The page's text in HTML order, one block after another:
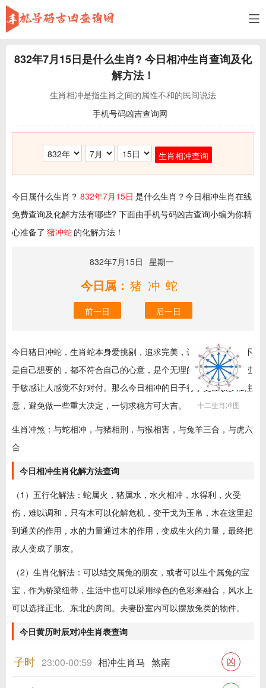
832年7月15日是什么生肖? 今日相冲生肖查询及化
解方法！
生肖相冲是指生肖之间的属性不和的民间说法
手机号码凶吉查询网
生肖相冲查询
今日属什么生肖？ 832年7月15日 是什么生肖？今日相冲生肖在线
免费查询及化解方法有哪些? 下面由手机号码凶吉查询小编为你精
心准备了 猪冲蛇 的化解方法！
832年7月15日 星期一
今日属： 猪冲蛇
前一日 后一日
十二生肖冲图
今日猪日冲蛇，生肖蛇本身爱挑剔，追求完美，认为所有的，都不
是自己想要的，都不符合自己的心意，是个无理的完美主义者，过
于敏感让人感觉不好对付。那么今日相冲的日子行事更应该多加注
意，避免做一些重大决定，一切求稳方可大吉。
生肖冲煞：与蛇相冲，与猪相刑，与猴相害，与兔羊三合，与虎六
合
今日相冲生肖化解方法查询
（1）五行化解法：蛇属火，猪属水，水火相冲，水得利，火受
伤，难以调和，只有木可以化解危机，变干戈为玉帛，木在这里起
到通关的作用，水的力量通过木的作用，变成生火的力量，最终把
敌人变成了朋友。
（2）生肖化解法：可以结交属兔的朋友，或者可以生个属兔的宝
宝，作为桥梁纽带，生活中也可以采用绿色的色彩来融合，风水上
可以选择正北、东北的房间。夫妻卧室内可以摆放兔类的物件。
今日黄历时辰对冲生肖表查询
子时 23:00-00:59 相冲生肖马 煞南 凶